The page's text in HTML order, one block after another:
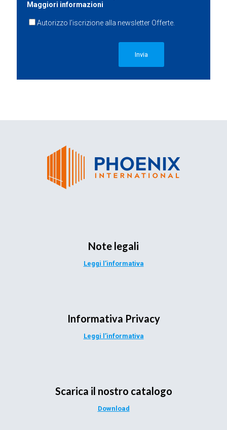
Maggiori informazioni
Autorizzo l’iscrizione alla newsletter Offerte.
Note legali
Leggi l’informativa
Informativa Privacy
Leggi l’informativa
Scarica il nostro catalogo
Download